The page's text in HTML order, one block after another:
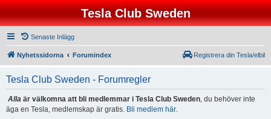
Tesla Club Sweden
Senaste Inlägg
Nyhetssidorna Forumindex Registrera din Tesla/elbil
Tesla Club Sweden - Forumregler
Alla är välkomna att bli medlemmar i Tesla Club Sweden, du behöver inte
äga en Tesla, medlemskap är gratis. Bli medlem här.